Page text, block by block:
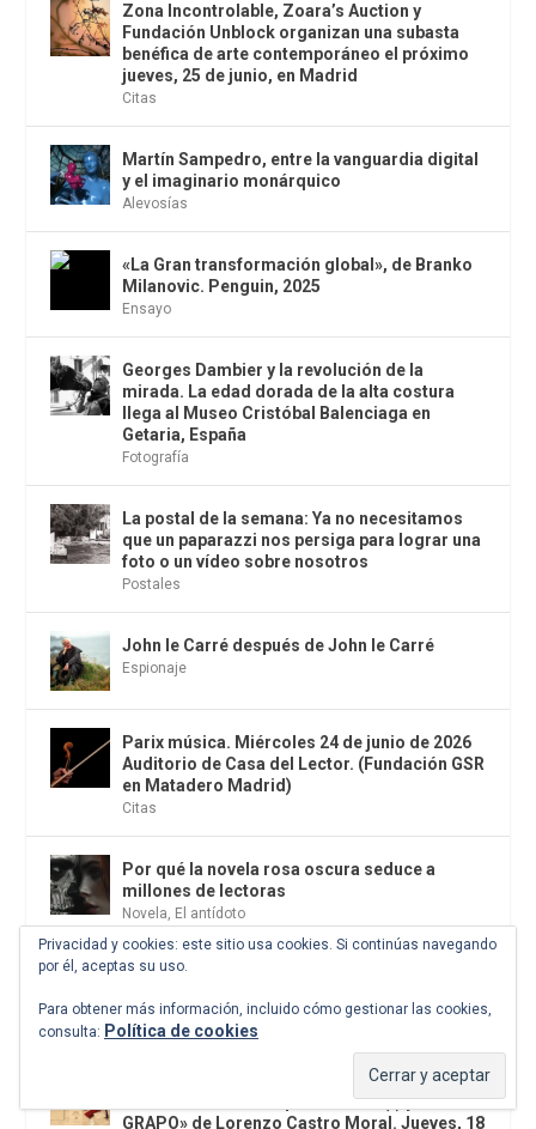
Zona Incontrolable, Zoara’s Auction y
Fundación Unblock organizan una subasta
benéfica de arte contemporáneo el próximo
jueves, 25 de junio, en Madrid
Citas
Martín Sampedro, entre la vanguardia digital
y el imaginario monárquico
Alevosías
«La Gran transformación global», de Branko
Milanovic. Penguin, 2025
Ensayo
Georges Dambier y la revolución de la
mirada. La edad dorada de la alta costura
llega al Museo Cristóbal Balenciaga en
Getaria, España
Fotografía
La postal de la semana: Ya no necesitamos
que un paparazzi nos persiga para lograr una
foto o un vídeo sobre nosotros
Postales
John le Carré después de John le Carré
Espionaje
Parix música. Miércoles 24 de junio de 2026
Auditorio de Casa del Lector. (Fundación GSR
en Matadero Madrid)
Citas
Por qué la novela rosa oscura seduce a
millones de lectoras
Novela, El antídoto
La sinfonia de los mil y el nudo de Manoteras
Los malos son más felices
Presentación del libro: «Terrorismo
revolucionario en España: el PCE(r) y los
GRAPO» de Lorenzo Castro Moral. Jueves, 18
Privacidad y cookies: este sitio usa cookies. Si continúas navegando
por él, aceptas su uso.
Para obtener más información, incluido cómo gestionar las cookies,
consulta: Política de cookies